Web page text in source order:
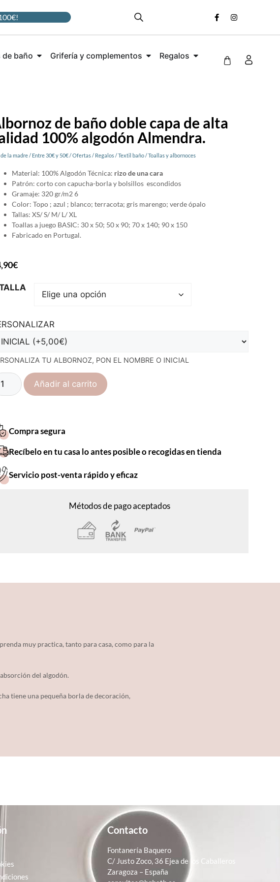
de baño Grifería y complementos Regalos
de baño doble capa de alta
100% algodón Almendra.
la madre/ Entre 30€ y 50€/Ofertas/ Regalos/Textil baño/Toallas y albornoces
Material: 100% Algodón Técnica: rizo de una cara
Patrón: corto con capucha-borla y bolsillos escondidos
Gramaje: 320 gr/m2 6
Color: Topo ; azul ; blanco; terracota; gris marengo; verde ópalo
Tallas: XS/ S/ M/ L/ XL
Toallas a juego BASIC: 30 x 50; 50 x 90; 70 x 140; 90 x 150
Fabricado en Portugal.
€
TU ALBORNOZ, PON EL NOMBRE O INICIAL
Añadir al carrito
Compra segura
Recíbelo en tu casa lo antes posible o recogidas en tienda
Servicio post-venta rápido y eficaz
Métodos de pago aceptados
muy practica, tanto para casa, como para la
del algodón.
tiene una pequeña borla de decoración,
Contacto
Fontanería Baquero
C/ Justo Zoco, 36 Ejea de los Caballeros
Zaragoza – España